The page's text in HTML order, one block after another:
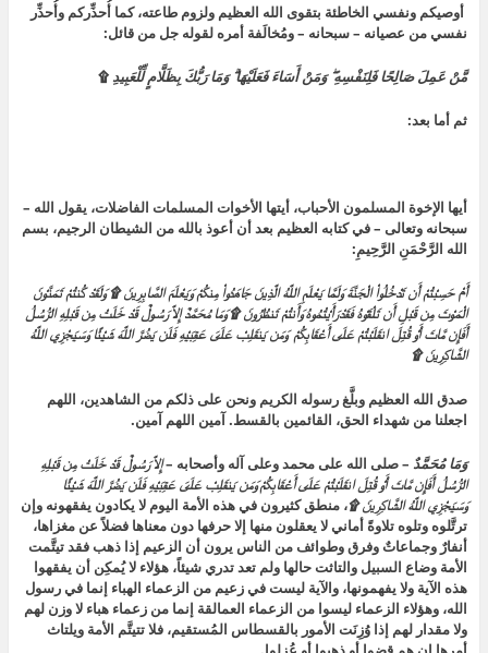
أوصيكم ونفسي الخاطئة بتقوى الله العظيم ولزوم طاعته، كما أُحذِّركم وأُحذِّر
نفسي من عصيانه – سبحانه – ومُخالَفة أمره لقوله جل من قائل:
مَّنْ عَمِلَ صَالِحًا فَلِنَفْسِهِ ۖ وَمَنْ أَسَاءَ فَعَلَيْهَا ۗ وَمَا رَبُّكَ بِظَلَّامٍ لِّلْعَبِيدِ۩
ثم أما بعد:
أيها الإخوة المسلمون الأحباب، أيتها الأخوات المسلمات الفاضلات، يقول الله –
سبحانه وتعالى – في كتابه العظيم بعد أن أعوذ بالله من الشيطان الرجيم، بسم
الله الرَّحْمَنِ الرَّحِيمِ:
أَمْ حَسِبْتُمْ أَن تَدْخُلُواْ الْجَنَّةَ وَلَمَّا يَعْلَمِ اللَّهُ الَّذِينَ جَاهَدُواْ مِنكُمْ وَيَعْلَمَ الصَّابِرِينَ ۩ وَلَقَدْ كُنتُمْ تَمَنَّوْنَ
الْمَوْتَ مِن قَبْلِ أَن تَلْقَوْهُ فَقَدْ رَأَيْتُمُوهُ وَأَنتُمْ تَنظُرُونَ ۩ وَمَا مُحَمَّدٌ إِلاَّ رَسُولٌ قَدْ خَلَتْ مِن قَبْلِهِ الرُّسُلُ
أَفَإِن مَّاتَ أَوْ قُتِلَ انقَلَبْتُمْ عَلَى أَعْقَابِكُمْ وَمَن يَنقَلِبْ عَلَىَ عَقِبَيْهِ فَلَن يَضُرَّ اللَّهَ شَيْئًا وَسَيَجْزِي اللَّهُ
الشَّاكِرِينَ ۩
صدق الله العظيم وبلَّغ رسوله الكريم ونحن على ذلكم من الشاهدين، اللهم
اجعلنا من شهداء الحق، القائمين بالقسط. آمين اللهم آمين.
وَمَا مُحَمَّدٌ –صلى الله على محمد وعلى آله وأصحابه –إِلاَّ رَسُولٌ قَدْ خَلَتْ مِن قَبْلِهِ
الرُّسُلُ أَفَإِن مَّاتَ أَوْ قُتِلَ انقَلَبْتُمْ عَلَى أَعْقَابِكُمْ وَمَن يَنقَلِبْ عَلَىَ عَقِبَيْهِ فَلَن يَضُرَّ اللَّهَ شَيْئًا
وَسَيَجْزِي اللَّهُ الشَّاكِرِينَ ۩، منطق كثيرون في هذه الأمة اليوم لا يكادون يفقهونه وإن
ترتَّلوه وتلوه تلاوةً أماني لا يعقلون منها إلا حرفها دون معناها فضلاً عن مغزاها،
أنفارٌ وجماعاتٌ وفرق وطوائف من الناس يرون أن الزعيم إذا ذهب فقد تيتَّمت
الأمة وضاع السبيل والتاثت حالها ولم تعد تدري شيئاً، هؤلاء لا يُمكِن أن يفقهوا
هذه الآية ولا يفهمونها، والآية ليست في زعيم من الزعماء الهباء إنما في رسول
الله، وهؤلاء الزعماء ليسوا من الزعماء العمالقة إنما من زعماء هباء لا وزن لهم
ولا مقدار لهم إذا وُزِنَت الأمور بالقسطاس المُستقيم، فلا تتيتَّم الأمة ويلتاث